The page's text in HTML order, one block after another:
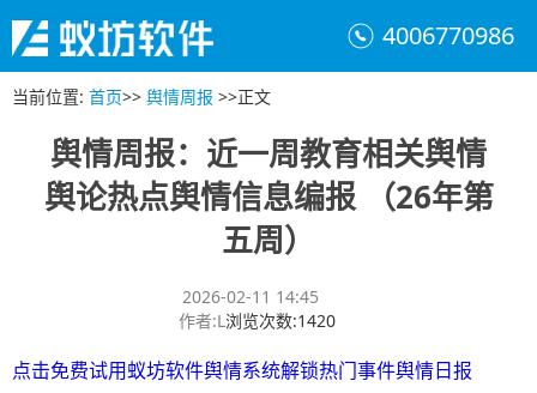
4006770986
当前位置: 首页>> 舆情周报 >>正文
舆情周报：近一周教育相关舆情
舆论热点舆情信息编报 （26年第
五周）
2026-02-11 14:45
作者:L浏览次数:1420
点击免费试用蚁坊软件舆情系统解锁热门事件舆情日报